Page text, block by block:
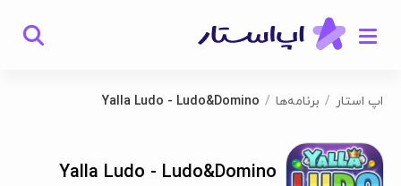
اپ استار برنامه‌ها Yalla Ludo - Ludo&Domino
Yalla Ludo - Ludo&Domino